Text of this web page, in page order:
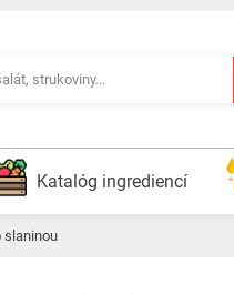
Katalóg ingrediencí
slaninou